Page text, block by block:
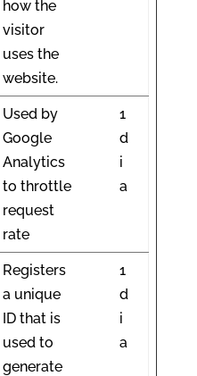
how the
visitor
uses the
website.
Used by
Google
Analytics
to throttle
request
rate
1
d
i
a
Registers
a unique
ID that is
used to
generate
1
d
i
a